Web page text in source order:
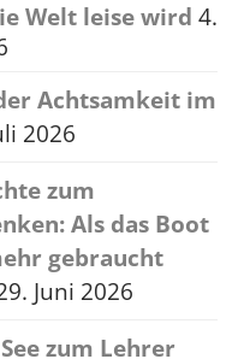
Welt leise wird 4.
Achtsamkeit im
2026
zum
Als das Boot
gebraucht
Juni 2026
See zum Lehrer